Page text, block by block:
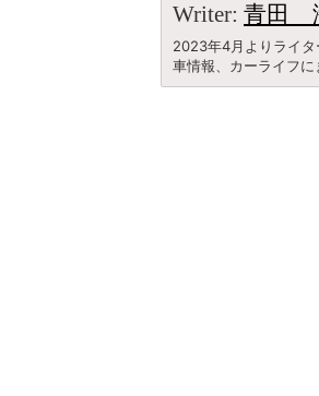
Writer: 青田
2023年4月よりライ
車情報、カーライフに